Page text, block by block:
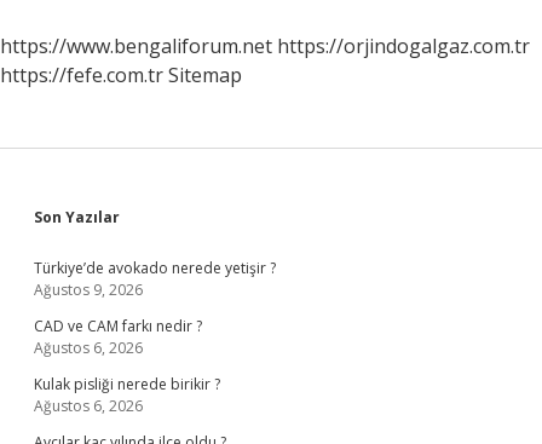
https://www.bengaliforum.net https://orjindogalgaz.com.tr
https://fefe.com.trSitemap
Sidebar
Son Yazılar
Türkiye’de avokado nerede yetişir ?
Ağustos 9, 2026
CAD ve CAM farkı nedir ?
Ağustos 6, 2026
Kulak pisliği nerede birikir ?
Ağustos 6, 2026